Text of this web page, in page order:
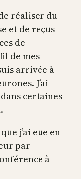
réaliser du
et de reçus
de
de mes
arrivée à
J’ai
certaines
j’ai eue en
par
à